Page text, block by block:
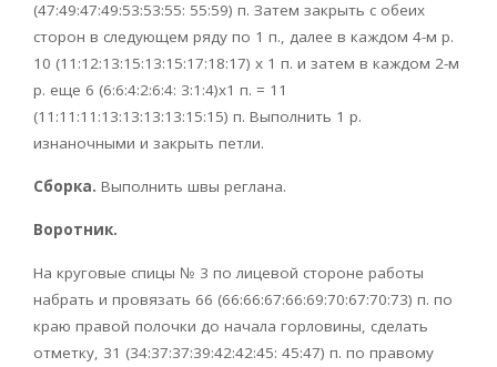
(47:49:47:49:53:53:55: 55:59) п. Затем закрыть с обеих
сторон в следующем ряду по 1 п., далее в каждом 4-м р.
10 (11:12:13:15:13:15:17:18:17) х 1 п. и затем в каждом 2-м
р. еще 6 (6:6:4:2:6:4: 3:1:4)х1 п. = 11
(11:11:11:13:13:13:13:15:15) п. Выполнить 1 р.
изнаночными и закрыть петли.
Сборка. Выполнить швы реглана.
Воротник.
На круговые спицы № 3 по лицевой стороне работы
набрать и провязать 66 (66:66:67:66:69:70:67:70:73) п. по
краю правой полочки до начала горловины, сделать
отметку, 31 (34:37:37:39:42:42:45: 45:47) п. по правому